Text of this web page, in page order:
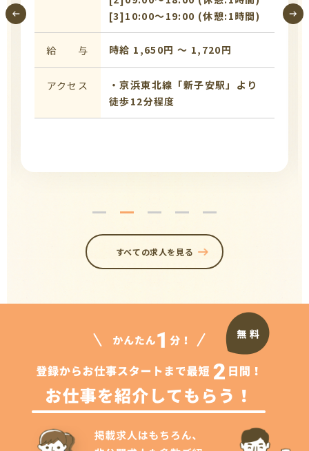
[3]10:00〜19:00 (休憩:1時間)
給 与 時給 1,650円 〜 1,720円
アクセス
・京浜東北線「新子安駅」より
徒歩12分程度
すべての求人を見る